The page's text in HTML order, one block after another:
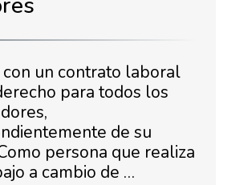
con un contrato laboral
para todos los
de su
persona que realiza
a cambio de …